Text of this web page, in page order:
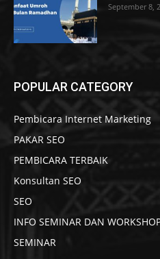
September 8,
POPULAR CATEGORY
Pembicara Internet Marketing
PAKAR SEO
PEMBICARA TERBAIK
Konsultan SEO
SEO
INFO SEMINAR DAN
SEMINAR